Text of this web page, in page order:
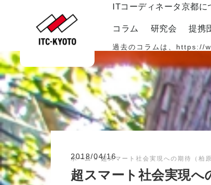
ITコーディネータ京都に
コラム 研究会 提携
過去のコラムは、 https://
ホーム»超スマート社会実現への期待（柏
2018/04/16
超スマート社会実現へ